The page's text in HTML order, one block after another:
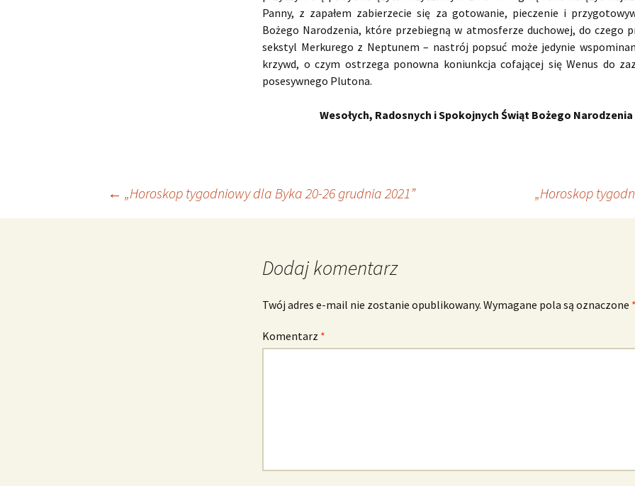
Panny, z zapałem zabierzecie się za gotowanie, pieczenie i
Bożego Narodzenia, które przebiegną w atmosferze duchowej, do czego
sekstyl Merkurego z Neptunem – nastrój popsuć może jedynie
krzywd, o czym ostrzega ponowna koniunkcja cofającej się Wenus do
posesywnego Plutona.
Wesołych, Radosnych i Spokojnych Świąt Bożego Narodzenia
Nawigacja
← „Horoskop tygodniowy dla Byka 20-26 grudnia 2021” „Horoskop
Dodaj komentarz
Twój adres e-mail nie zostanie opublikowany. Wymagane pola są oznaczone *
Komentarz *